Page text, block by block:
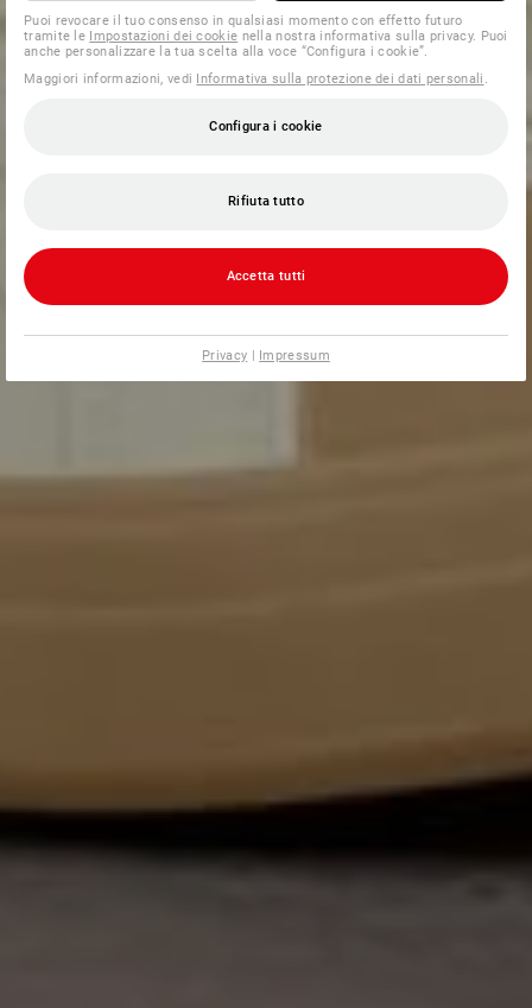
Puoi revocare il tuo consenso in qualsiasi momento con effetto futuro
tramite le Impostazioni dei cookie nella nostra informativa sulla privacy. Puoi
anche personalizzare la tua scelta alla voce “Configura i cookie”.
Maggiori informazioni, vedi Informativa sulla protezione dei dati personali
Configura i cookie
Rifiuta tutto
Accetta tutti
Privacy | Impressum